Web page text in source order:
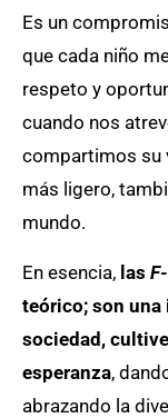
Es un
que cada niño
respeto y
cuando nos
compartimos su
más ligero,
mundo.
En esencia, las
teórico; son una
sociedad,
esperanza,
abrazando la